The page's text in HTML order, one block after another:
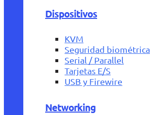
Dispositivos
KVM
Seguridad biométrica
Serial / Parallel
Tarjetas E/S
USB y Firewire
Networking